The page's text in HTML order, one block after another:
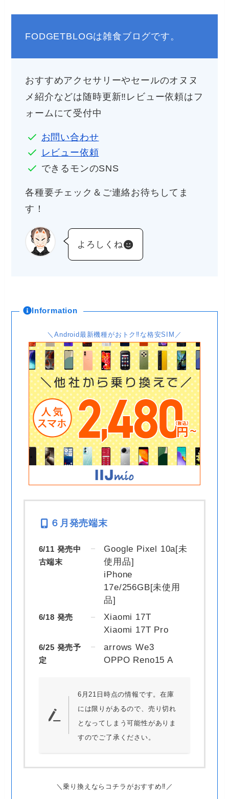
FODGETBLOGは雑食ブログです。
おすすめアクセサリーやセールのオヌヌ
メ紹介などは随時更新‼︎レビュー依頼はフ
ォームにて受付中
お問い合わせ
レビュー依頼
できるモンのSNS
各種要チェック＆ご連絡お待ちしてま
す！
よろしくね
Information
＼Android最新機種がおトク‼な格安SIM／
６月発売端末
6/11 発売中
古端末
Google Pixel 10a[未
使用品]
iPhone
17e/256GB[未使用
品]
6/18 発売
Xiaomi 17T
Xiaomi 17T Pro
6/25 発売予
定
arrows We3
OPPO Reno15 A
6月21日時点の情報です。在庫
には限りがあるので、売り切れ
となってしまう可能性がありま
すのでご了承ください。
＼乗り換えならコチラがおすすめ‼／